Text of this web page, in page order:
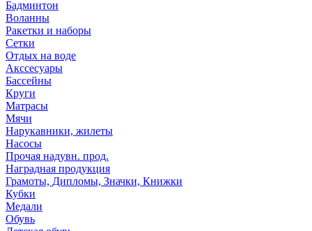
Бадминтон
Воланны
Ракетки и наборы
Сетки
Отдых на воде
Акссесуары
Бассейны
Круги
Матрасы
Мячи
Нарукавники, жилеты
Насосы
Прочая надувн. прод.
Наградная продукция
Грамоты, Дипломы, Значки, Книжки
Кубки
Медали
Обувь